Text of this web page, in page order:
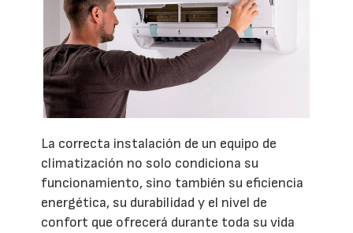
La correcta instalación de un equipo de
climatización no solo condiciona su
funcionamiento, sino también su eficiencia
energética, su durabilidad y el nivel de
confort que ofrecerá durante toda su vida